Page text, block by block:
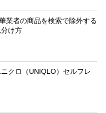
業者の商品を検索で除外する
け方
クロ（UNIQLO）セルフレ